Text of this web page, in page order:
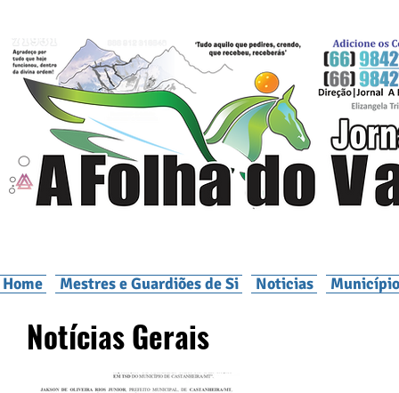
Home Mestres e Guardiões de Si Noticias
Notícias Gerais